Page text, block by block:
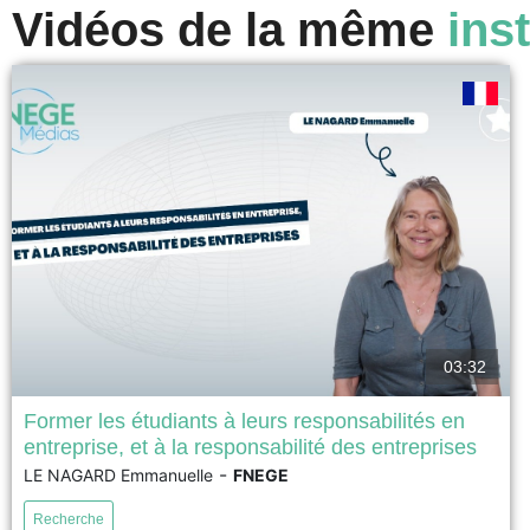
Vidéos de la même
Prix AUNEGe/FNEGE 2026 du Meilleur dispositif
pédagogique à l'ère du numérique Cette vidéo décrit les
principes qui ont guidé la refonte d’un cours en ligne sur
la responsabilité individuelle et collective dans les
03:32
Former les étudiants à leurs responsabilités en
entreprise, et à la responsabilité des entreprises
LE NAGARD Emmanuelle - FNEGE
Recherche